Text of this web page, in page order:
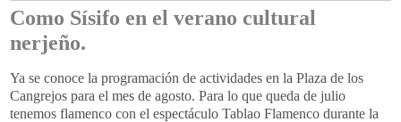
Como Sísifo en el verano cultural
nerjeño.
Ya se conoce la programación de actividades en la Plaza de los
Cangrejos para el mes de agosto. Para lo que queda de julio
tenemos flamenco con el espectáculo Tablao Flamenco durante la